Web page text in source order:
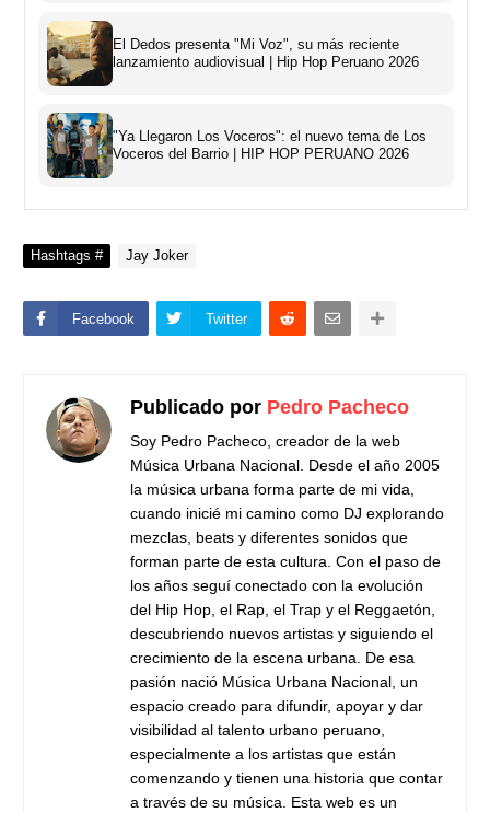
El Dedos presenta "Mi Voz", su más reciente
lanzamiento audiovisual | Hip Hop Peruano 2026
"Ya Llegaron Los Voceros": el nuevo tema de Los
Voceros del Barrio | HIP HOP PERUANO 2026
Hashtags # Jay Joker
Facebook Twitter
Publicado por Pedro Pacheco
Soy Pedro Pacheco, creador de la web
Música Urbana Nacional. Desde el año 2005
la música urbana forma parte de mi vida,
cuando inicié mi camino como DJ explorando
mezclas, beats y diferentes sonidos que
forman parte de esta cultura. Con el paso de
los años seguí conectado con la evolución
del Hip Hop, el Rap, el Trap y el Reggaetón,
descubriendo nuevos artistas y siguiendo el
crecimiento de la escena urbana. De esa
pasión nació Música Urbana Nacional, un
espacio creado para difundir, apoyar y dar
visibilidad al talento urbano peruano,
especialmente a los artistas que están
comenzando y tienen una historia que contar
a través de su música. Esta web es un